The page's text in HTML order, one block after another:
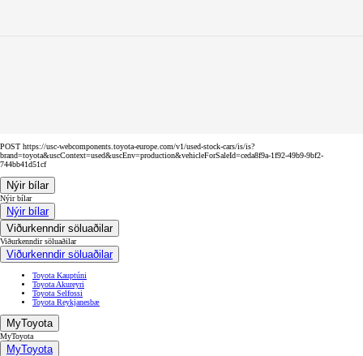
POST https://usc-webcomponents.toyota-europe.com/v1/used-stock-cars/is/is?
brand=toyota&uscContext=used&uscEnv=production&vehicleForSaleId=ceda8f9a-1f92-49b9-9bf2-
744bb41d51cf
Nýir bílar
Nýir bílar
Nýir bílar
Viðurkenndir söluaðilar
Viðurkenndir söluaðilar
Viðurkenndir söluaðilar
Toyota Kauptúni
Toyota Akureyri
Toyota Selfossi
Toyota Reykjanesbæ
MyToyota
MyToyota
MyToyota